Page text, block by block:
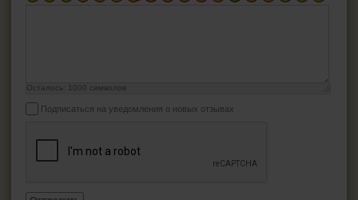
Осталось: 1000 символов
Подписаться на уведомления о новых отзывах